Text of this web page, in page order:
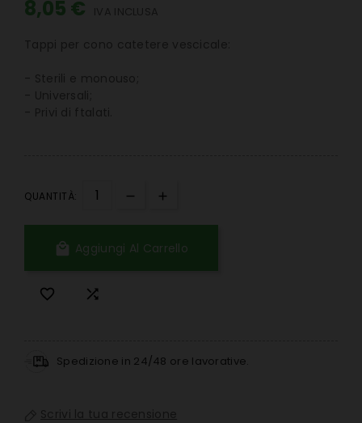
8,05 €
QUANTITÀ:
 Aggiungi Al Carrello
 
Spedizione in 24/48 ore lavorative.